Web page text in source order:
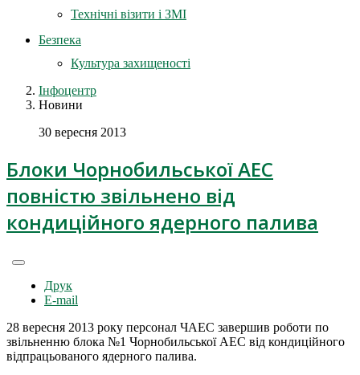
Технічні візити і ЗМІ
Безпека
Культура захищеності
Інфоцентр
Новини
30 вересня 2013
Блоки Чорнобильської АЕС
повністю звільнено від
кондиційного ядерного палива
Друк
E-mail
28 вересня 2013 року персонал ЧАЕС завершив роботи по
звільненню блока №1 Чорнобильської АЕС від кондиційного
відпрацьованого ядерного палива.